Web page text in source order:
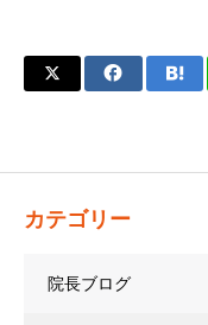
カテゴリー
院長ブログ